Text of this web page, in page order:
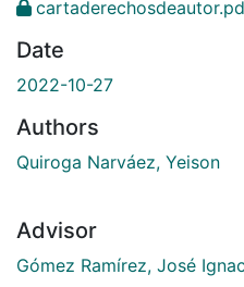
Date
2022-10-27
Authors
Quiroga Narváez, Yeison
Advisor
Gómez Ramírez, José